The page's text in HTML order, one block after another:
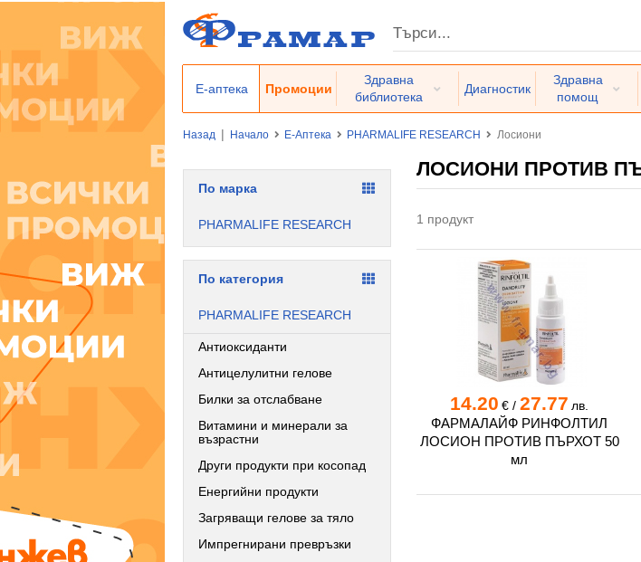
Е-аптека Промоции
Здравна
библиотека
Диагностик
Здравна
помощ
Назад | Начало Е-Аптека PHARMALIFE RESEARCH Лосиони
ЛОСИОНИ ПРОТИВ
1 продукт
14.20 € /27.77 лв.
ФАРМАЛАЙФ РИНФОЛТИЛ
ЛОСИОН ПРОТИВ ПЪРХОТ 50
мл
По марка
PHARMALIFE RESEARCH
По категория
PHARMALIFE RESEARCH
Антиоксиданти
Антицелулитни гелове
Билки за отслабване
Витамини и минерали за
възрастни
Други продукти при косопад
Енергийни продукти
Загряващи гелове за тяло
Импрегнирани превръзки